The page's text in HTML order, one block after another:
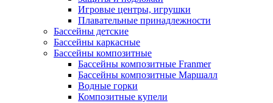
Игровые центры, игрушки
Плавательные принадлежности
Бассейны детские
Бассейны каркасные
Бассейны композитные
Бассейны композитные Franmer
Бассейны композитные Маршалл
Водные горки
Композитные купели